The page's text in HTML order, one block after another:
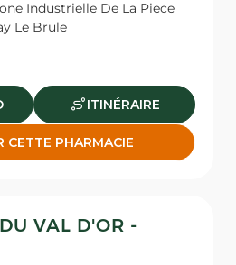
Industrielle De La Piece
Le Brule
ITINÉRAIRE
CETTE PHARMACIE
VAL D'OR -